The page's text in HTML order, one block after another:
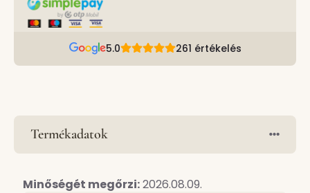
5.0 261 értékelés
Termékadatok
Minőségét megőrzi:2026.08.09.